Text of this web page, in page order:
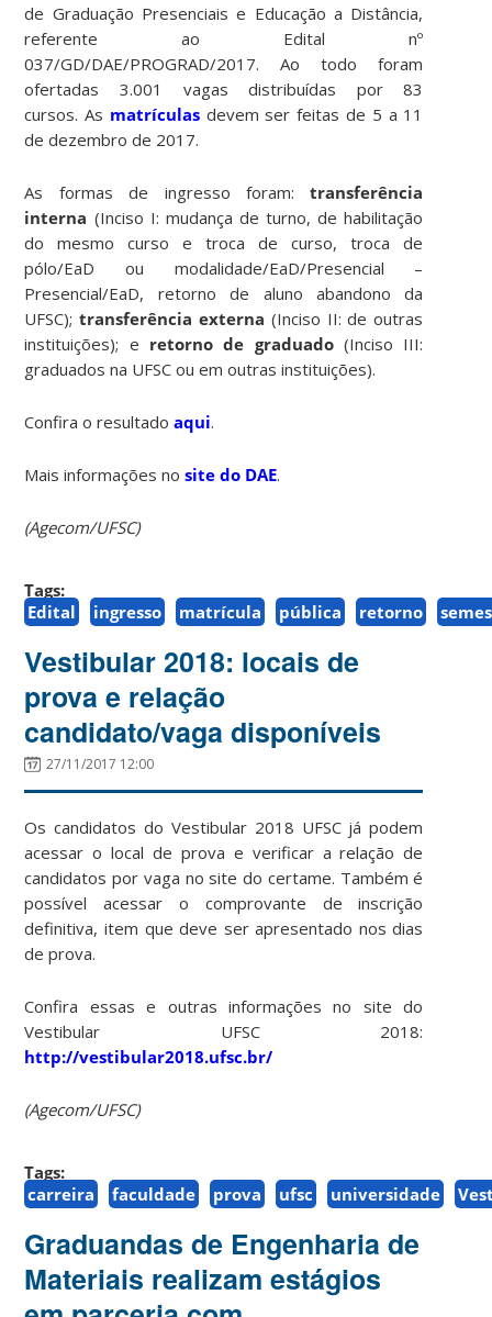
de Graduação Presenciais e Educação a Distância,
referente ao Edital nº
037/GD/DAE/PROGRAD/2017. Ao todo foram
ofertadas 3.001 vagas distribuídas por 83
cursos. As matrículas devem ser feitas de 5 a 11
de dezembro de 2017.
As formas de ingresso foram: transferência
interna (Inciso I: mudança de turno, de habilitação
do mesmo curso e troca de curso, troca de
pólo/EaD ou modalidade/EaD/Presencial –
Presencial/EaD, retorno de aluno abandono da
UFSC);transferência externa (Inciso II: de outras
instituições); e retorno de graduado(Inciso III:
graduados na UFSC ou em outras instituições).
Confira o resultadoaqui.
Mais informações nosite do DAE.
(Agecom/UFSC)
Tags:
Edital
ingresso matrícula pública retorno
Vestibular 2018: locais de
prova e relação
candidato/vaga disponíveis
27/11/2017 12:00
Os candidatos do Vestibular 2018 UFSC já podem
acessar o local de prova e verificar a relação de
candidatos por vaga no site do certame. Também é
possível acessar o comprovante de inscrição
definitiva, item que deve ser apresentado nos dias
de prova.
Confira essas e outras informações no site do
Vestibular UFSC 2018:
http://vestibular2018.ufsc.br/
(Agecom/UFSC)
Tags:
carreira
faculdade prova ufsc universidade
Graduandas de Engenharia de
Materiais realizam estágios